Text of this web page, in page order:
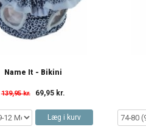
Name It - Bikini
139,95 kr. 69,95 kr.
Læg i kurv